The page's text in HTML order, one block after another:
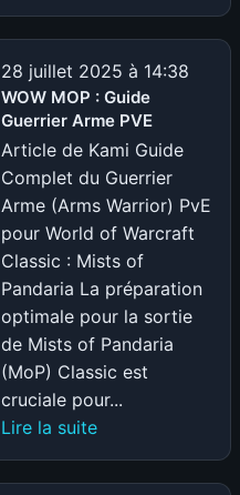
en
roue
libre
:
WoW
devient
un
« Diablo
4.5 »
solo,
Mono
touche,
à
90$
et
une
28 juillet 2025 à 14:38
WOW MOP : Guide
Guerrier Arme PVE
Article de Kami Guide
Complet du Guerrier
Arme (Arms Warrior) PvE
pour World of Warcraft
Classic : Mists of
Pandaria La préparation
optimale pour la sortie
de Mists of Pandaria
(MoP) Classic est
cruciale pour...
Lire la suite:
MOP